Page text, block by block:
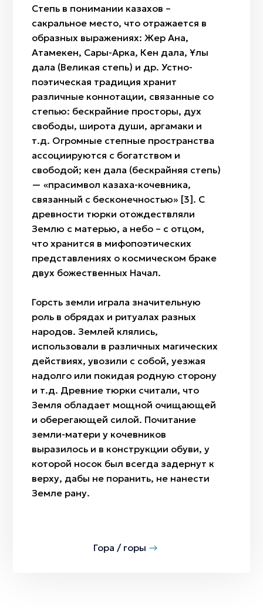
Степь в понимании казахов –
сакральное место, что отражается в
образных выражениях: Жер Ана,
Атамекен, Сары-Арка, Кен дала, Ұлы
дала (Великая степь) и др. Устно-
поэтическая традиция хранит
различные коннотации, связанные со
степью: бескрайние просторы, дух
свободы, широта души, аргамаки и
т.д. Огромные степные пространства
ассоциируются с богатством и
свободой; кен дала (бескрайняя степь)
— «прасимвол казаха-кочевника,
связанный с бесконечностью» [3]. С
древности тюрки отождествляли
Землю с матерью, а небо – с отцом,
что хранится в мифопоэтических
представлениях о космическом браке
двух божественных Начал.
Горсть земли играла значительную
роль в обрядах и ритуалах разных
народов. Землей клялись,
использовали в различных магических
действиях, увозили с собой, уезжая
надолго или покидая родную сторону
и т.д. Древние тюрки считали, что
Земля обладает мощной очищающей
и оберегающей силой. Почитание
земли-матери у кочевников
выразилось и в конструкции обуви, у
которой носок был всегда задернут к
верху, дабы не поранить, не нанести
Земле рану.
Гора / горы